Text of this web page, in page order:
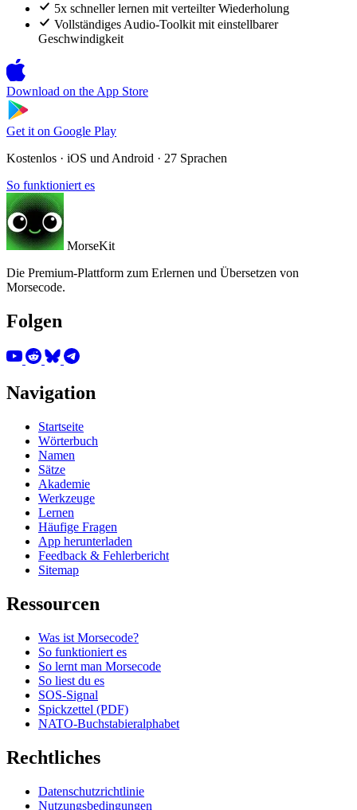
5x schneller lernen mit verteilter Wiederholung
Vollständiges Audio-Toolkit mit einstellbarer
Geschwindigkeit
Download on the App Store
Get it on Google Play
Kostenlos · iOS und Android · 27 Sprachen
So funktioniert es
MorseKit
Die Premium-Plattform zum Erlernen und Übersetzen von
Morsecode.
Folgen
Navigation
Startseite
Wörterbuch
Namen
Sätze
Akademie
Werkzeuge
Lernen
Häufige Fragen
App herunterladen
Feedback & Fehlerbericht
Sitemap
Ressourcen
Was ist Morsecode?
So funktioniert es
So lernt man Morsecode
So liest du es
SOS-Signal
Spickzettel (PDF)
NATO-Buchstabieralphabet
Rechtliches
Datenschutzrichtlinie
Nutzungsbedingungen